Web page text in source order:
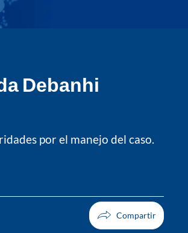
Debanhi
por el manejo del caso.